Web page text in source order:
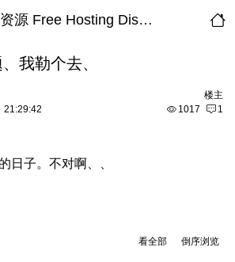
『免费资源 Free Hosting Discussion』
我勒个去、
楼主
1017 1
21:29:42
日子。不对啊、、
倒序浏览
看全部